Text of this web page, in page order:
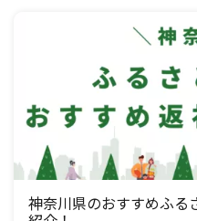
神奈川県のおすすめふる